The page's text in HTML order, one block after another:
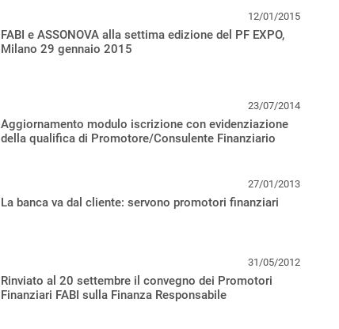
12/01/2015
FABI e ASSONOVA alla settima edizione del PF EXPO,
Milano 29 gennaio 2015
23/07/2014
Aggiornamento modulo iscrizione con evidenziazione
della qualifica di Promotore/Consulente Finanziario
27/01/2013
La banca va dal cliente: servono promotori finanziari
31/05/2012
Rinviato al 20 settembre il convegno dei Promotori
Finanziari FABI sulla Finanza Responsabile